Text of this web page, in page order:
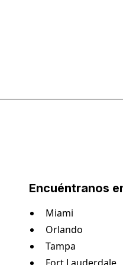
Encuéntranos
Miami
Orlando
Tampa